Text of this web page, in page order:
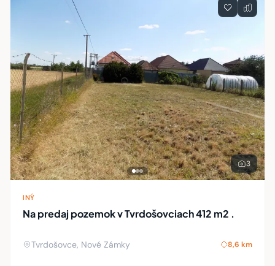
3
INÝ
Na predaj pozemok v Tvrdošovciach 412 m2 .
Tvrdošovce, Nové Zámky 8,6 km